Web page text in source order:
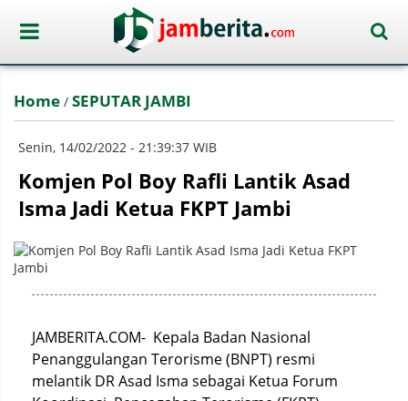
Home / SEPUTAR JAMBI
Senin, 14/02/2022 - 21:39:37 WIB
Komjen Pol Boy Rafli Lantik Asad
Isma Jadi Ketua FKPT Jambi
JAMBERITA.COM- Kepala Badan Nasional
Penanggulangan Terorisme (BNPT) resmi
melantik DR Asad Isma sebagai Ketua Forum